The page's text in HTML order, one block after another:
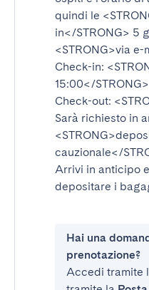
quindi le
in</STRONG> 5
<STRONG>via e-
Check-in:
15:00</STRONG>
Check-out:
Sarà richiesto in
cauzionale</
Arrivi in anticipo
depositare i
Hai una
prenotazione?
Accedi tramite